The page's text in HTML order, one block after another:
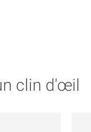
clin d'œil